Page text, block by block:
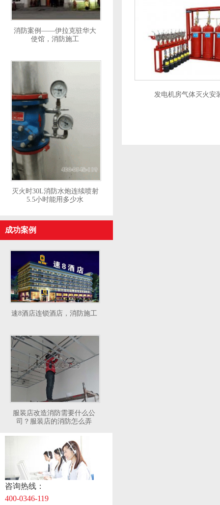
消防案例——伊拉克驻华大
使馆，消防施工
灭火时30L消防水炮连续喷射
5.5小时能用多少水
成功案例
速8酒店连锁酒店，消防施工
服装店改造消防需要什么公
司？服装店的消防怎么弄
咨询热线：
400-0346-119
发电机房气体灭火安